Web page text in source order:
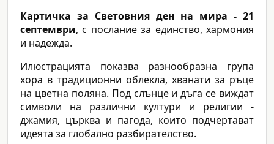
Картичка за Световния ден на мира - 21
септември, с послание за единство, хармония
и надежда.
Илюстрацията показва разнообразна група
хора в традиционни облекла, хванати за ръце
на цветна поляна. Под слънце и дъга се виждат
символи на различни култури и религии -
джамия, църква и пагода, които подчертават
идеята за глобално разбирателство.